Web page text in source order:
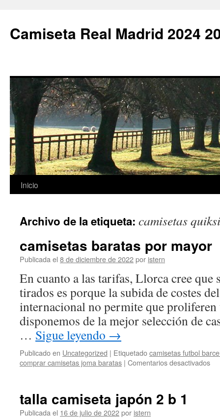
Camiseta Real Madrid 2024
Saltar
contenido
Inicio
Archivo de la etiqueta: camisetas
camisetas baratas por mayor
Publicada el 8 de diciembre de 2022por istern
En cuanto a las tarifas, Llorca cree que
tirados es porque la subida de costes
internacional no permite que proliferen
disponemos de la mejor selección de
… Sigue leyendo →
Publicado en Uncategorized | Etiquetadocamisetas futbol
comprar camisetas joma baratas | Comentarios desactivadosen
talla camiseta japón 2 b 1
Publicada el 16 de julio de 2022por istern